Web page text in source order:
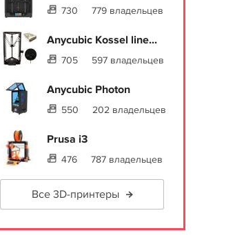
730 779 владельцев
Anycubic Kossel line...
705 597 владельцев
Anycubic Photon
550 202 владельцев
Prusa i3
476 787 владельцев
Все 3D-принтеры